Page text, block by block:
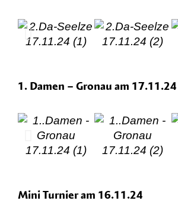
1. Damen – Gronau am 17.11.24
Mini Turnier am 16.11.24